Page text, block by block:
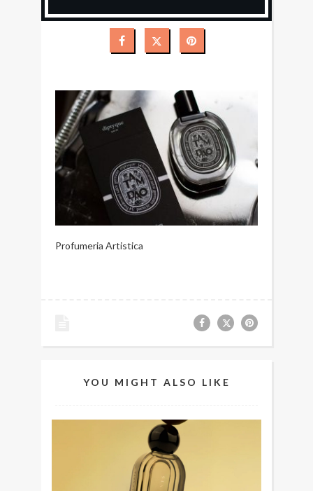
Profumeria Artistica
YOU MIGHT ALSO LIKE